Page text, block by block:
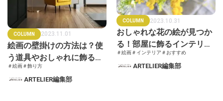
COLUMN 2023.11.01
絵画の壁掛けの方法は？使
う道具やおしゃれに飾るポ
イント
＃絵画＃飾り方
ARTELIER編集部
COLUMN 2023.10.31
おしゃれな花の絵が見つか
る！部屋に飾るインテリア
におすすめの花の絵をご紹
介
＃絵画＃インテリア ＃おすすめ
ARTELIER編集部